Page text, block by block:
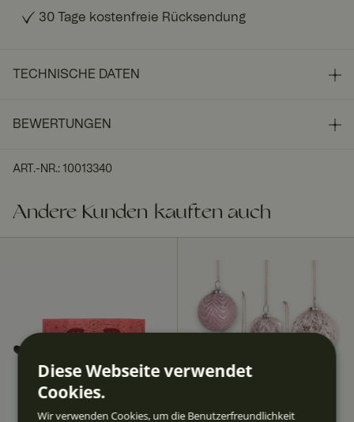
30 Tage kostenfreie Rücksendung
TECHNISCHE DATEN
BEWERTUNGEN
ART.-NR.: 10013340
Andere Kunden kauften auch
Diese Webseite verwendet
Cookies.
Wir verwenden Cookies, um die Benutzerfreundlichkeit